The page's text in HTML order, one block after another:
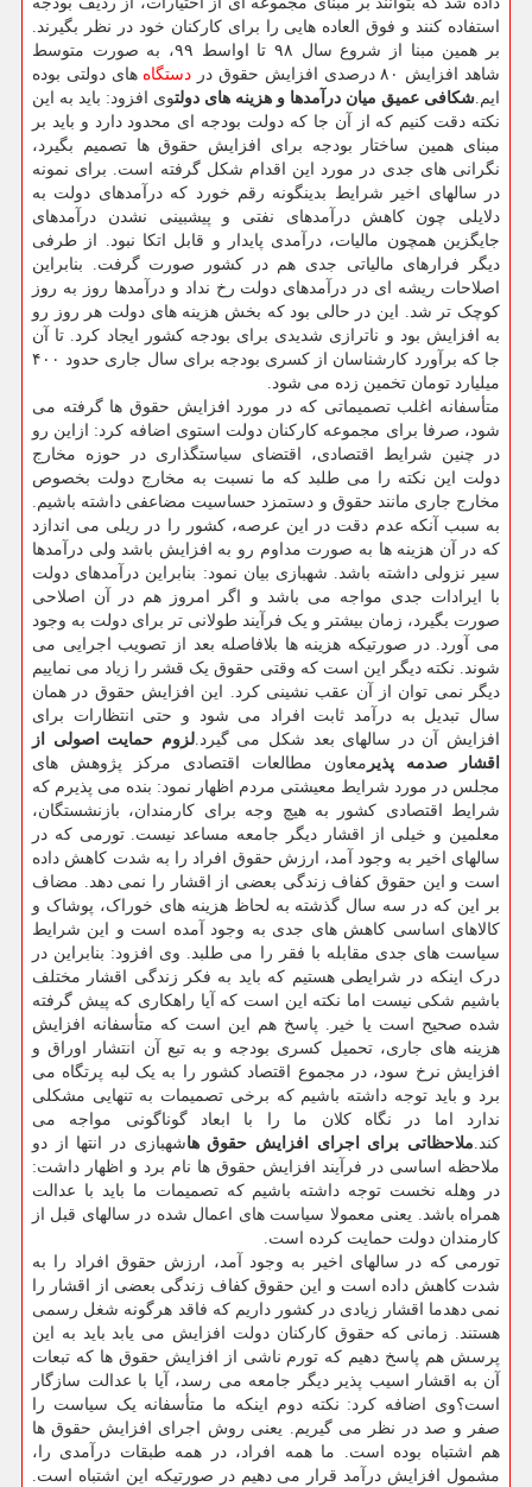
استفاده کنند و فوق العاده هایی را برای کارکنان خود در نظر بگیرند.
بر همین مبنا از شروع سال ۹۸ تا اواسط ۹۹، به صورت متوسط
شاهد افزایش ۸۰ درصدی افزایش حقوق در
دستگاه های دولتی بوده
ایم. شکافی عمیق میان درآمدها و هزینه های دولتوی افزود: باید به این
نکته دقت کنیم که از آن جا که دولت بودجه ای محدود دارد و باید بر
مبنای همین ساختار بودجه برای افزایش حقوق ها تصمیم بگیرد،
نگرانی های جدی در مورد این اقدام شکل گرفته است. برای نمونه
در سالهای اخیر شرایط بدینگونه رقم خورد که درآمدهای دولت به
دلایلی چون کاهش درآمدهای نفتی و پیشبینی نشدن درآمدهای
جایگزین همچون مالیات، درآمدی پایدار و قابل اتکا نبود. از طرفی
دیگر فرارهای مالیاتی جدی هم در کشور صورت گرفت. بنابراین
اصلاحات ریشه ای در درآمدهای دولت رخ نداد و درآمدها روز به روز
کوچک تر شد. این در حالی بود که بخش هزینه های دولت هر روز رو
به افزایش بود و ناترازی شدیدی برای بودجه کشور ایجاد کرد. تا آن
جا که برآورد کارشناسان از کسری بودجه برای سال جاری حدود ۴۰۰
میلیارد تومان تخمین زده می شود.
متأسفانه اغلب تصمیماتی که در مورد افزایش حقوق ها گرفته می
شود، صرفا برای مجموعه کارکنان دولت استوی اضافه کرد: ازاین رو
در چنین شرایط اقتصادی، اقتضای سیاستگذاری در حوزه مخارج
دولت این نکته را می طلبد که ما نسبت به مخارج دولت بخصوص
مخارج جاری مانند حقوق و دستمزد حساسیت مضاعفی داشته باشیم.
به سبب آنکه عدم دقت در این عرصه، کشور را در ریلی می اندازد
که در آن هزینه ها به صورت مداوم رو به افزایش باشد ولی درآمدها
سیر نزولی داشته باشد. شهبازی بیان نمود: بنابراین درآمدهای دولت
با ایرادات جدی مواجه می باشد و اگر امروز هم در آن اصلاحی
صورت بگیرد، زمان بیشتر و یک فرآیند طولانی تر برای دولت به وجود
می آورد. در صورتیکه هزینه ها بلافاصله بعد از تصویب اجرایی می
شوند. نکته دیگر این است که وقتی حقوق یک قشر را زیاد می نماییم
دیگر نمی توان از آن عقب نشینی کرد. این افزایش حقوق در همان
سال تبدیل به درآمد ثابت افراد می شود و حتی انتظارات برای
افزایش آن در سالهای بعد شکل می گیرد.لزوم حمایت اصولی از
اقشار صدمه پذیر معاون مطالعات اقتصادی مرکز پژوهش های
مجلس در مورد شرایط معیشتی مردم اظهار نمود: بنده می پذیرم که
شرایط اقتصادی کشور به هیچ وجه برای کارمندان، بازنشستگان،
معلمین و خیلی از اقشار دیگر جامعه مساعد نیست. تورمی که در
سالهای اخیر به وجود آمد، ارزش حقوق افراد را به شدت کاهش داده
است و این حقوق کفاف زندگی بعضی از اقشار را نمی دهد. مضاف
بر این که در سه سال گذشته به لحاظ هزینه های خوراک، پوشاک و
کالاهای اساسی کاهش های جدی به وجود آمده است و این شرایط
سیاست های جدی مقابله با فقر را می طلبد. وی افزود: بنابراین در
درک اینکه در شرایطی هستیم که باید به فکر زندگی اقشار مختلف
باشیم شکی نیست اما نکته این است که آیا راهکاری که پیش گرفته
شده صحیح است یا خیر. پاسخ هم این است که متأسفانه افزایش
هزینه های جاری، تحمیل کسری بودجه و به تبع آن انتشار اوراق و
افزایش نرخ سود، در مجموع اقتصاد کشور را به یک لبه پرتگاه می
برد و باید توجه داشته باشیم که برخی تصمیمات به تنهایی مشکلی
ندارد اما در نگاه کلان ما را با ابعاد گوناگونی مواجه می
کند. ملاحظاتی برای اجرای افزایش حقوق هاشهبازی در انتها از دو
ملاحظه اساسی در فرآیند افزایش حقوق ها نام برد و اظهار داشت:
در وهله نخست توجه داشته باشیم که تصمیمات ما باید با عدالت
همراه باشد. یعنی معمولا سیاست های اعمال شده در سالهای قبل از
کارمندان دولت حمایت کرده است.
تورمی که در سالهای اخیر به وجود آمد، ارزش حقوق افراد را به
شدت کاهش داده است و این حقوق کفاف زندگی بعضی از اقشار را
نمی دهدما اقشار زیادی در کشور داریم که فاقد هرگونه شغل رسمی
هستند. زمانی که حقوق کارکنان دولت افزایش می یابد باید به این
پرسش هم پاسخ دهیم که تورم ناشی از افزایش حقوق ها که تبعات
آن به اقشار اسیب پذیر دیگر جامعه می رسد، آیا با عدالت سازگار
است؟وی اضافه کرد: نکته دوم اینکه ما متأسفانه یک سیاست را
صفر و صد در نظر می گیریم. یعنی روش اجرای افزایش حقوق ها
هم اشتباه بوده است. ما همه افراد، در همه طبقات درآمدی را،
مشمول افزایش درآمد قرار می دهیم در صورتیکه این اشتباه است.